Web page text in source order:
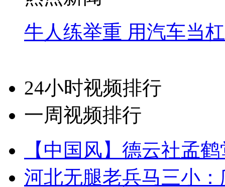
牛人练举重 用汽车当
24小时视频排行
一周视频排行
【中国风】德云社孟
河北无腿老兵马三小